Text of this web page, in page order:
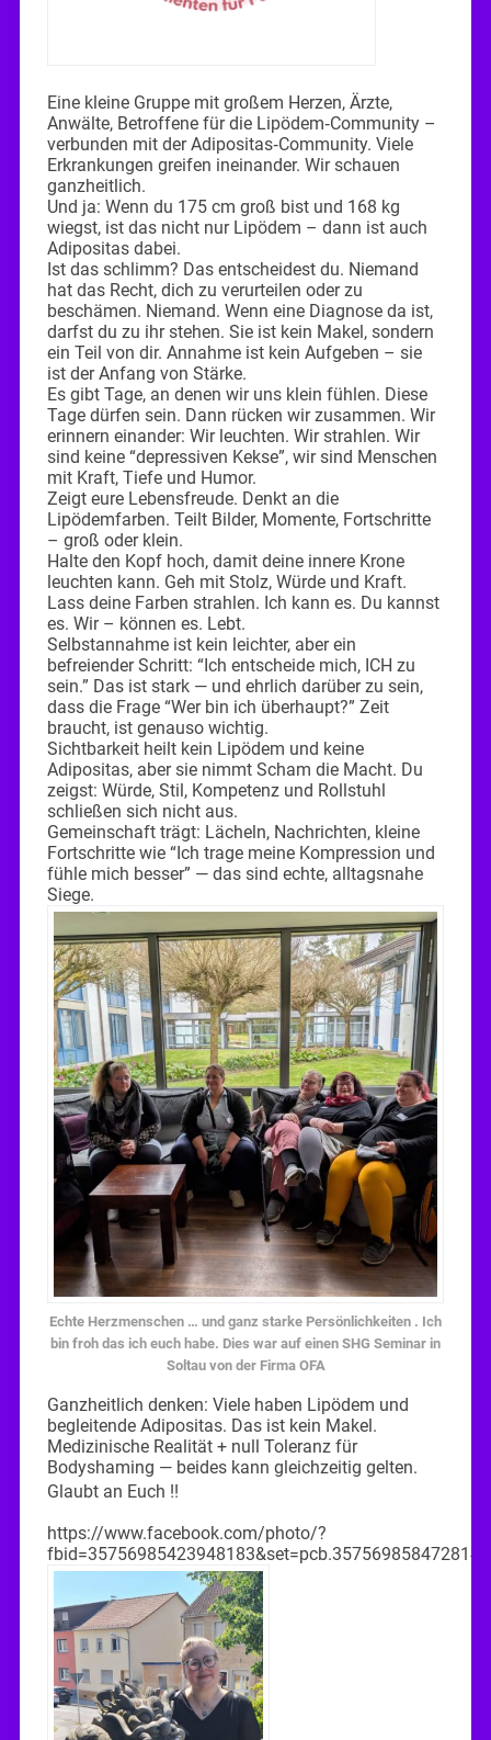
Eine kleine Gruppe mit großem Herzen, Ärzte,
Anwälte, Betroffene für die Lipödem‑Community –
verbunden mit der Adipositas‑Community. Viele
Erkrankungen greifen ineinander. Wir schauen
ganzheitlich.
Und ja: Wenn du 175 cm groß bist und 168 kg
wiegst, ist das nicht nur Lipödem – dann ist auch
Adipositas dabei.
Ist das schlimm? Das entscheidest du. Niemand
hat das Recht, dich zu verurteilen oder zu
beschämen. Niemand. Wenn eine Diagnose da ist,
darfst du zu ihr stehen. Sie ist kein Makel, sondern
ein Teil von dir. Annahme ist kein Aufgeben – sie
ist der Anfang von Stärke.
Es gibt Tage, an denen wir uns klein fühlen. Diese
Tage dürfen sein. Dann rücken wir zusammen. Wir
erinnern einander: Wir leuchten. Wir strahlen. Wir
sind keine “depressiven Kekse”, wir sind Menschen
mit Kraft, Tiefe und Humor.
Zeigt eure Lebensfreude. Denkt an die
Lipödemfarben. Teilt Bilder, Momente, Fortschritte
– groß oder klein.
Halte den Kopf hoch, damit deine innere Krone
leuchten kann. Geh mit Stolz, Würde und Kraft.
Lass deine Farben strahlen. Ich kann es. Du kannst
es. Wir – können es. Lebt.
Selbstannahme ist kein leichter, aber ein
befreiender Schritt: “Ich entscheide mich, ICH zu
sein.” Das ist stark — und ehrlich darüber zu sein,
dass die Frage “Wer bin ich überhaupt?” Zeit
braucht, ist genauso wichtig.
Sichtbarkeit heilt kein Lipödem und keine
Adipositas, aber sie nimmt Scham die Macht. Du
zeigst: Würde, Stil, Kompetenz und Rollstuhl
schließen sich nicht aus.
Gemeinschaft trägt: Lächeln, Nachrichten, kleine
Fortschritte wie “Ich trage meine Kompression und
fühle mich besser” — das sind echte, alltagsnahe
Siege.
Echte Herzmenschen … und ganz starke Persönlichkeiten . Ich
bin froh das ich euch habe. Dies war auf einen SHG Seminar in
Soltau von der Firma OFA
Ganzheitlich denken: Viele haben Lipödem und
begleitende Adipositas. Das ist kein Makel.
Medizinische Realität + null Toleranz für
Bodyshaming — beides kann gleichzeitig gelten.
Glaubt an Euch !!
https://www.facebook.com/photo/?